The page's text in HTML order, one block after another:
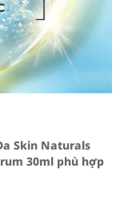
Skin Naturals
30ml phù hợp